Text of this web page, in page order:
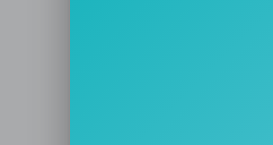
UEFAin
woensdag.In
destadion. de